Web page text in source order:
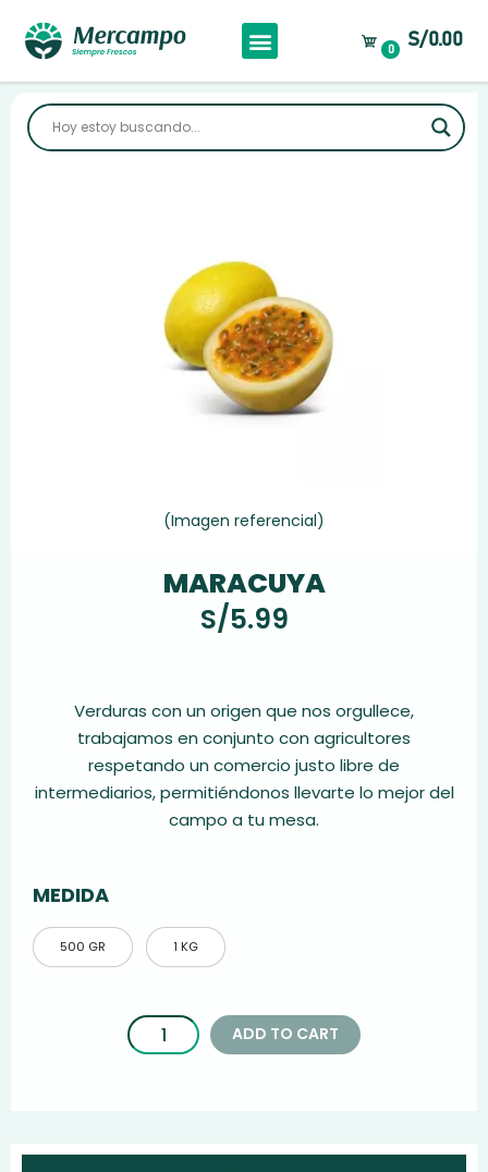
0 S/0.00
(Imagen referencial)
MARACUYA
S/5.99
Verduras con un origen que nos orgullece,
trabajamos en conjunto con agricultores
respetando un comercio justo libre de
intermediarios, permitiéndonos llevarte lo mejor del
campo a tu mesa.
MEDIDA
500 GR 1 KG
ADD TO CART